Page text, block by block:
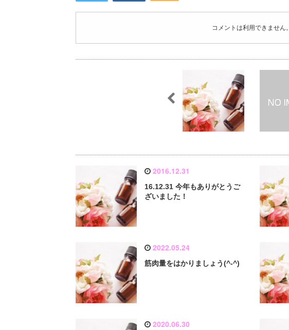
コメントは利用できません。
2016.12.31
16.12.31 今年もありがとうご
ざいました！
2022.05.24
筋肉量をはかりましょう(^-^)
2020.06.30